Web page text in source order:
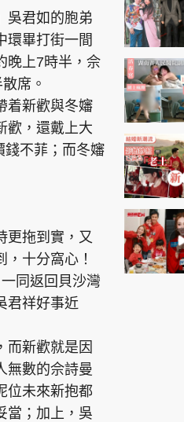
i
m
e
吳君如的胞弟
環畢打街一間
晚上7時半，佘
席。
着新歡與冬嬸
歡，還戴上大
錢不菲；而冬嬸
更拖到實，又
十分窩心！
同返回貝沙灣
君祥好事近
而新歡就是因
無數的佘詩曼
位未來新抱都
當；加上，吳